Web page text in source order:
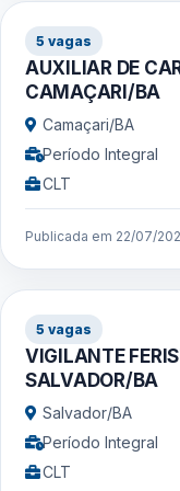
5 vagas
AUXILIAR DE
CAMAÇARI/BA
Camaçari/BA
Período Integral
CLT
Publicada em 22/07/
5 vagas
VIGILANTE
SALVADOR/BA
Salvador/BA
Período Integral
CLT